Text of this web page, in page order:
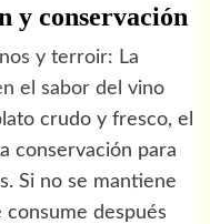
y conservación
y terroir: La
el sabor del vino
crudo y fresco, el
conservación para
Si no se mantiene
consume después